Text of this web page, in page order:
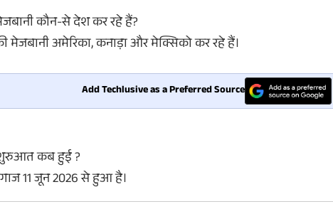
कौन-से देश कर रहे हैं?
मेजबानी अमेरिका, कनाड़ा और मेक्सिको कर रहे हैं।
Add Techlusive as a Preferred Source
शुरुआत कब हुई ?
11 जून 2026 से हुआ है।